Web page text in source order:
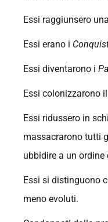
Essi raggiunsero
Essi erano i
Essi diventarono i
Essi colonizzarono
Essi ridussero in
massacrarono tutti
ubbidire a un ordine
Essi si distinguono
meno evoluti.